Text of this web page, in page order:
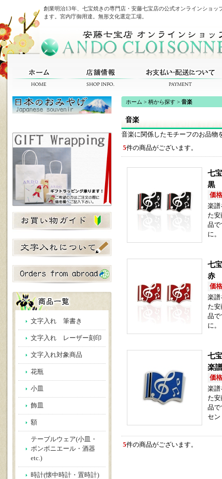
創業明治13年、七宝焼きの専門店・安藤七宝店の公式オンラインショ
ます。宮内庁御用達。無形文化選定工場。
文字入れ 筆書き
文字入れ レーザー刻印
文字入れ対象商品
花瓶
小皿
飾皿
額
テーブルウェア(小皿・
ボンボニエール・酒器
etc.)
時計(懐中時計・置時計)
ホーム > 柄から探す > 音楽
音楽
音楽に関係したモチーフのお品物
5件の商品がございます。
七
黒
価
楽譜
た
品で
に。
七
赤
価
楽譜
た
品で
に。
七
楽
価
楽譜
た
品で
セ
5件の商品がございます。